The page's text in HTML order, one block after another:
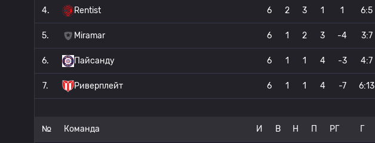
4. Rentist 6 2 3 1 1 6:5
5. Miramar 6 1 2 3 -4 3:7
6. Пайсанду 6 1 1 4 -3 4:7
7. Риверплейт 6 1 1 4 -7 6:13
№ Команда И В Н П РГ Г